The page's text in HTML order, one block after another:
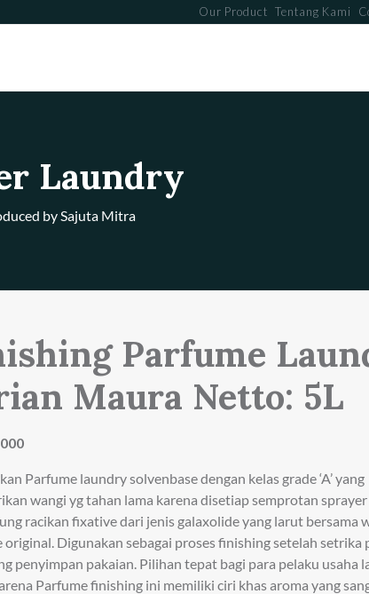
Our Product Tentang Kami
Laundry
by Sajuta Mitra
Parfume
Maura Netto: 5L
Parfume laundry solvenbase dengan kelas grade ‘A’ yang
wangi yg tahan lama karena disetiap semprotan sprayer
racikan fixative dari jenis galaxolide yang larut bersama
original. Digunakan sebagai proses finishing setelah setrika
penyimpan pakaian. Pilihan tepat bagi para pelaku usaha
Parfume finishing ini memiliki ciri khas aroma yang